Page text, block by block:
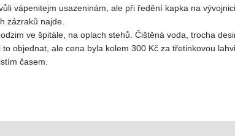
vápenitejm usazeninám, ale při ředění kapka na
zázraků najde.
ve špitále, na oplach stehů. Čištěná voda, trocha
objednat, ale cena byla kolem 300 Kč za třetinkovou
časem.